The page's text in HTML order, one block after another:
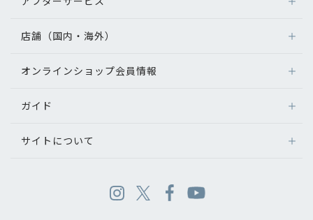
店舗（国内・海外）
オンラインショップ会員情報
ガイド
サイトについて